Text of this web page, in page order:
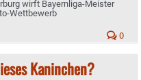
wirft Bayernliga-Meister
Wettbewerb
0
Kaninchen?